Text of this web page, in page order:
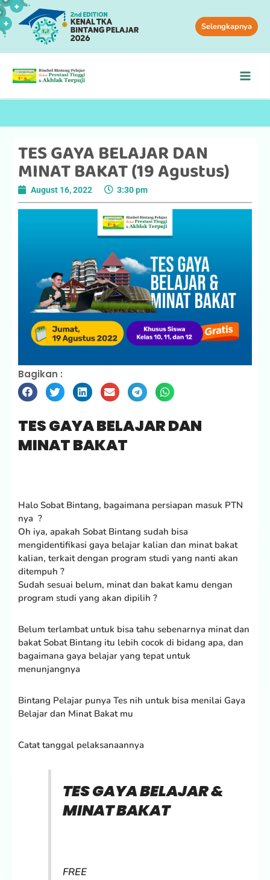
Selengkapnya
TES GAYA BELAJAR DAN
MINAT BAKAT (19 Agustus)
August 16, 2022 3:30 pm
Bagikan :
TES GAYA BELAJAR DAN
MINAT BAKAT
Halo Sobat Bintang, bagaimana persiapan masuk PTN
nya ?
Oh iya, apakah Sobat Bintang sudah bisa
mengidentifikasi gaya belajar kalian dan minat bakat
kalian, terkait dengan program studi yang nanti akan
ditempuh ?
Sudah sesuai belum, minat dan bakat kamu dengan
program studi yang akan dipilih ?
Belum terlambat untuk bisa tahu sebenarnya minat dan
bakat Sobat Bintang itu lebih cocok di bidang apa, dan
bagaimana gaya belajar yang tepat untuk
menunjangnya
Bintang Pelajar punya Tes nih untuk bisa menilai Gaya
Belajar dan Minat Bakat mu
Catat tanggal pelaksanaannya
TES GAYA BELAJAR &
MINAT BAKAT
FREE